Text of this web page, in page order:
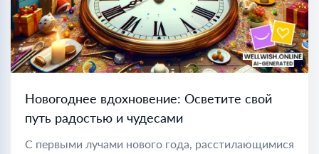
Новогоднее вдохновение: Осветите свой
путь радостью и чудесами
С первыми лучами нового года, расстилающимися